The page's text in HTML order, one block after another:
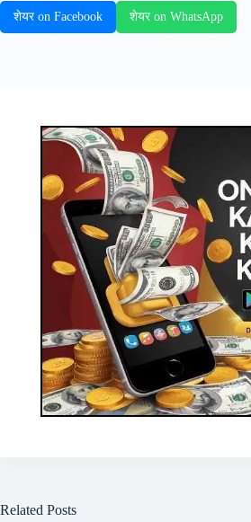
शेयर on Facebook शेयर on WhatsApp
Related Posts